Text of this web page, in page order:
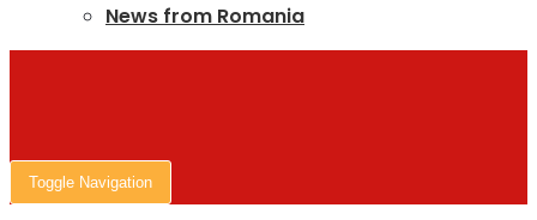
News from Romania
Toggle Navigation